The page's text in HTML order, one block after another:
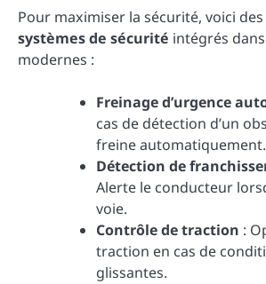
Pour maximiser la sécurité, voici des
systèmes de sécurité intégrés
modernes :
Freinage d’urgence
cas de détection d’un
freine automatiquement.
Détection de
Alerte le conducteur
voie.
Contrôle de traction :
traction en cas de
glissantes.